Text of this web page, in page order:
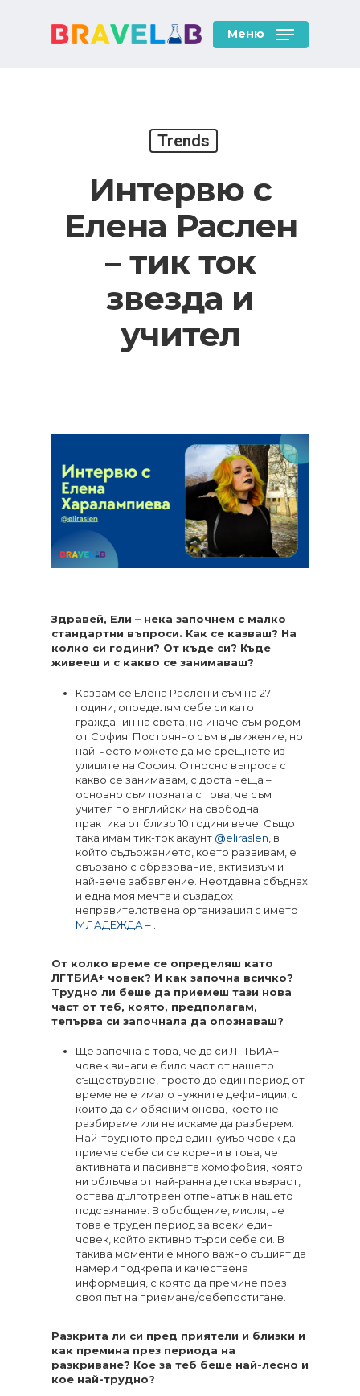
Меню
Trends
Интервю с
Елена Раслен
– тик ток
звезда и
учител
Здравей, Ели – нека започнем с малко
стандартни въпроси. Как се казваш? На
колко си години? От къде си? Къде
живееш и с какво се занимаваш?
Казвам се Елена Раслен и съм на 27
години, определям себе си като
гражданин на света, но иначе съм родом
от София. Постоянно съм в движение, но
най-често можете да ме срещнете из
улиците на София. Относно въпроса с
какво се занимавам, с доста неща –
основно съм позната с това, че съм
учител по английски на свободна
практика от близо 10 години вече. Също
така имам тик-ток акаунт @eliraslen , в
който съдържанието, което развивам, е
свързано с образование, активизъм и
най-вече забавление. Неотдавна сбъднах
и една моя мечта и създадох
неправителствена организация с името
МЛАДЕЖДА – .
От колко време се определяш като
ЛГТБИА+ човек? И как започна всичко?
Трудно ли беше да приемеш тази нова
част от теб, която, предполагам,
тепърва си започнала да опознаваш?
Ще започна с това, че да си ЛГТБИА+
човек винаги е било част от нашето
съществуване, просто до един период от
време не е имало нужните дефиниции, с
които да си обясним онова, което не
разбираме или не искаме да разберем.
Най-трудното пред един куиър човек да
приеме себе си се корени в това, че
активната и пасивната хомофобия, която
ни облъчва от най-ранна детска възраст,
остава дълготраен отпечатък в нашето
подсъзнание. В обобщение, мисля, че
това е труден период за всеки един
човек, който активно търси себе си. В
такива моменти е много важно същият да
намери подкрепа и качествена
информация, с която да премине през
своя път на приемане/себепостигане.
Разкрита ли си пред приятели и близки и
как премина през периода на
разкриване? Кое за теб беше най-лесно и
кое най-трудно?